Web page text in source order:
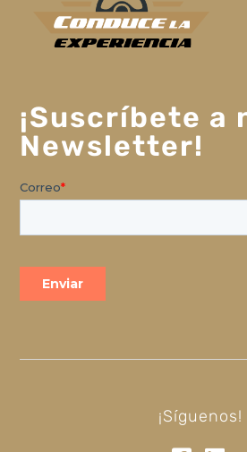
¡Suscríbete a
Newsletter!
¡Síguenos!